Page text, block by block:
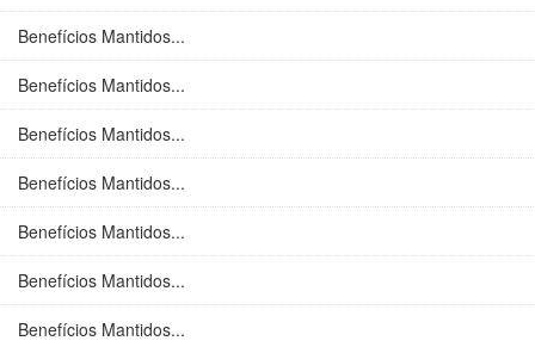
Benefícios Mantidos...
Benefícios Mantidos...
Benefícios Mantidos...
Benefícios Mantidos...
Benefícios Mantidos...
Benefícios Mantidos...
Benefícios Mantidos...